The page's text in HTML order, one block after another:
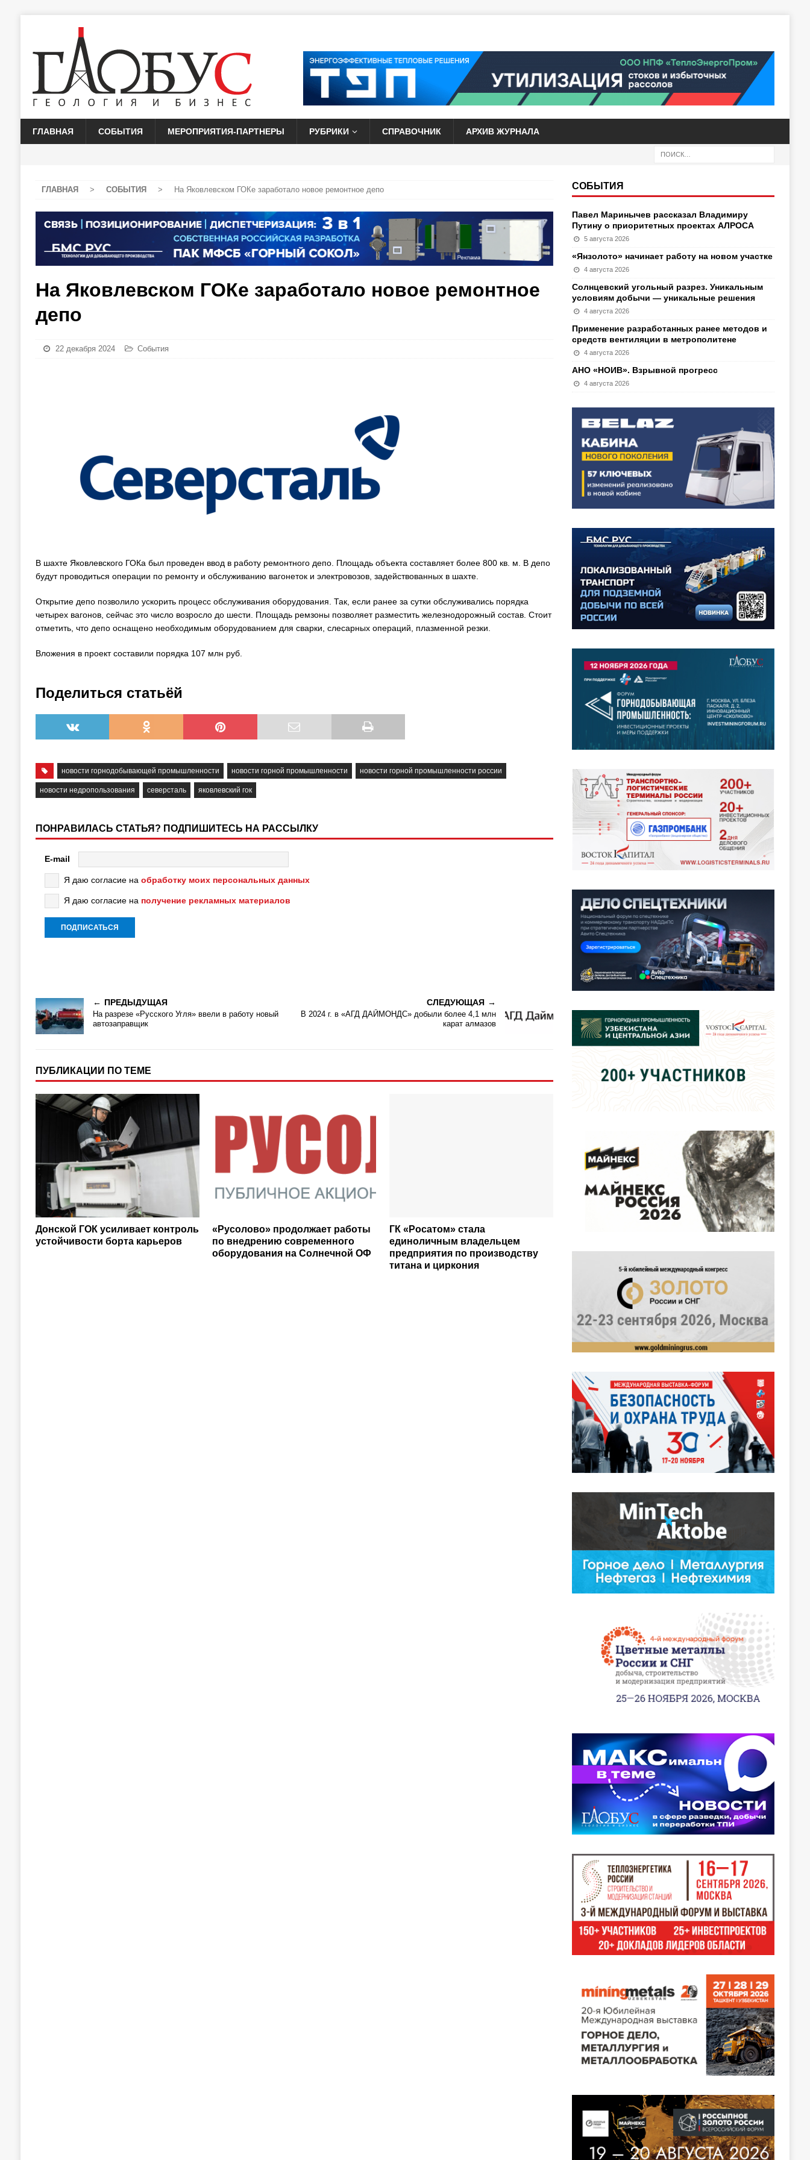
ГЛАВНАЯ СОБЫТИЯ МЕРОПРИЯТИЯ-ПАРТНЕРЫ РУБРИКИ СПРАВОЧНИК АРХИВ ЖУРНАЛА
ГЛАВНАЯ > СОБЫТИЯ > На Яковлевском ГОКе заработало новое ремонтное депо
На Яковлевском ГОКе заработало новое ремонтное
депо
22 декабря 2024 События
В шахте Яковлевского ГОКа был проведен ввод в работу ремонтного депо. Площадь объекта составляет более 800 кв. м. В депо
будут проводиться операции по ремонту и обслуживанию вагонеток и электровозов, задействованных в шахте.
Открытие депо позволило ускорить процесс обслуживания оборудования. Так, если ранее за сутки обслуживались порядка
четырех вагонов, сейчас это число возросло до шести. Площадь ремзоны позволяет разместить железнодорожный состав. Стоит
отметить, что депо оснащено необходимым оборудованием для сварки, слесарных операций, плазменной резки.
Вложения в проект составили порядка 107 млн руб.
Поделиться статьёй
новости горнодобывающей промышленности новости горной промышленности новости горной промышленности россии
новости недропользования северсталь яковлевский гок
ПОНРАВИЛАСЬ СТАТЬЯ? ПОДПИШИТЕСЬ НА РАССЫЛКУ
E-mail
Я даю согласие на обработку моих персональных данных
Я даю согласие на получение рекламных материалов
ПРЕДЫДУЩАЯ
На разрезе «Русского Угля» ввели в работу новый
автозаправщик
СЛЕДУЮЩАЯ
В 2024 г. в «АГД ДАЙМОНДС» добыли более 4,1 млн
карат алмазов
ПУБЛИКАЦИИ ПО ТЕМЕ
Донской ГОК усиливает контроль
устойчивости борта карьеров
«Русолово» продолжает работы
по внедрению современного
оборудования на Солнечной ОФ
ГК «Росатом» стала
единоличным владельцем
предприятия по производству
титана и циркония
СОБЫТИЯ
Павел Маринычев рассказал Владимиру
Путину о приоритетных проектах АЛРОСА
5 августа 2026
«Янзолото» начинает работу на новом участке
4 августа 2026
Солнцевский угольный разрез. Уникальным
условиям добычи — уникальные решения
4 августа 2026
Применение разработанных ранее методов и
средств вентиляции в метрополитене
4 августа 2026
АНО «НОИВ». Взрывной прогресс
4 августа 2026